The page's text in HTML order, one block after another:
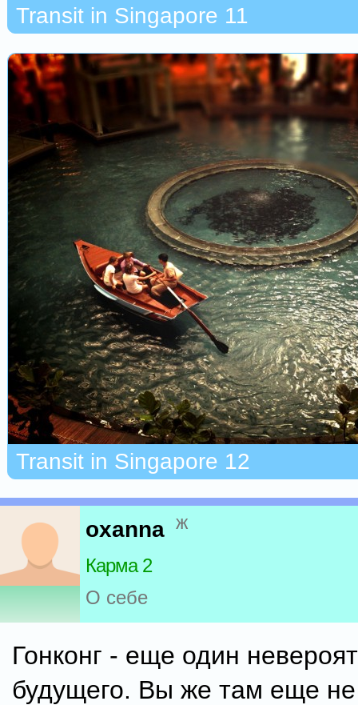
Transit in Singapore 11
Transit in Singapore 12
oxanna ж
Карма 2
О себе
Гонконг - еще один
будущего. Вы же там еще